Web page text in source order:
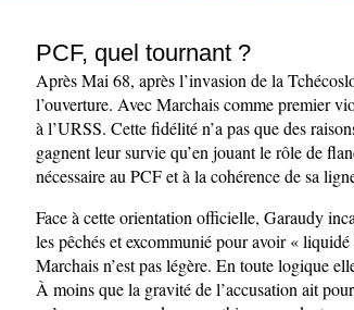
PCF, quel tournant ?
Après Mai 68, après l’invasion de la
l’ouverture. Avec Marchais comme premier
à l’URSS. Cette fidélité n’a pas que des
gagnent leur survie qu’en jouant le rôle de
nécessaire au PCF et à la cohérence de sa
Face à cette orientation officielle, Garaudy
les pêchés et excommunié pour avoir «
Marchais n’est pas légère. En toute logique
À moins que la gravité de l’accusation ait